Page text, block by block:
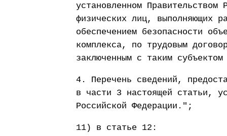
установленном
физических лиц, выполняющих
обеспечением безопасности
комплекса, по трудовым
заключенным с таким
4. Перечень сведений,
в части 3 настоящей статьи,
Российской Федерации.";
11) в статье 12: